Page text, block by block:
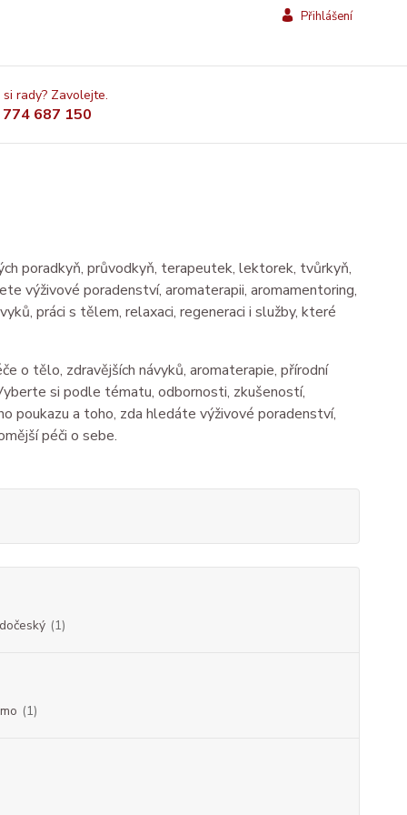
Přihlášení
rady? Zavolejte.
687 150
poradkyň, průvodkyň, terapeutek, lektorek, tvůrkyň,
výživové poradenství, aromaterapii, aromamentoring,
práci s tělem, relaxaci, regeneraci i služby, které
o tělo, zdravějších návyků, aromaterapie, přírodní
si podle tématu, odbornosti, zkušeností,
poukazu a toho, zda hledáte výživové poradenství,
péči o sebe.
(1)
(1)